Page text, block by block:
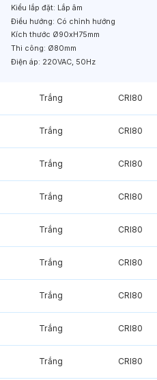
Kiểu lắp đặt: Lắp âm
Điều hướng: Có chỉnh hướng
Kích thước Ø90xH75mm
Thi công: Ø80mm
Điện áp: 220VAC, 50Hz
Trắng CRI80
Trắng CRI80
Trắng CRI80
Trắng CRI80
Trắng CRI80
Trắng CRI80
Trắng CRI80
Trắng CRI80
Trắng CRI80